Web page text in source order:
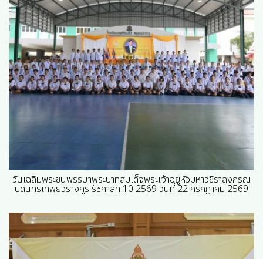
วันเฉลิมพระชนพรรษาพระบาทสมเด็จพระเจ้าอยู่หัวมหาวชิราลงกรณ
บดินทรเทพยวรางกูร รัชกาลที่ 10 2569 วันที่ 22 กรกฎาคม 2569